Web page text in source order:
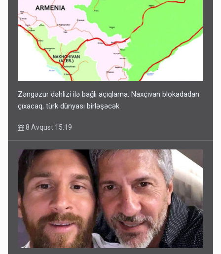
Zəngəzur dəhlizi ilə bağlı açıqlama: Naxçıvan blokadadan
çıxacaq, türk dünyası birləşəcək
8 Avqust 15:19